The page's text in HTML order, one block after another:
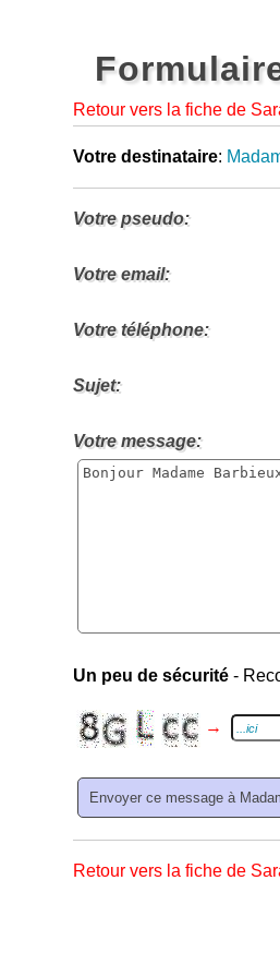
Retour vers la fiche de
Votre destinataire:
Votre pseudo:
Votre email:
Votre téléphone:
Sujet:
Votre message:
Un peu de sécurité -
→
Retour vers la fiche de